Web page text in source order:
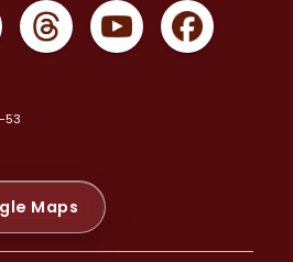
>
>
>
>
>
>
>
Hilir >
53
Maps